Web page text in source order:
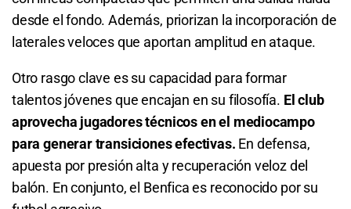
S/ 13,10
Total de Goles - Más de 6.5
10.50 S/ 105 S/ 95
Total de Goles - Menos de 6.5
1.05 S/ 10,50
Total de Goles - Menos de 2.5
Total de Goles - Más de 3.5
2.07 S/ 20,70 S/ 10,70
Total de Goles - Menos de 3.5
desde el fondo. Además, priorizan la incorporación de
laterales veloces que aportan amplitud en ataque.
Otro rasgo clave es su capacidad para formar
talentos jóvenes que encajan en su filosofía. El club
aprovecha jugadores técnicos en el mediocampo
para generar transiciones efectivas. En defensa,
apuesta por presión alta y recuperación veloz del
balón. En conjunto, el Benfica es reconocido por su